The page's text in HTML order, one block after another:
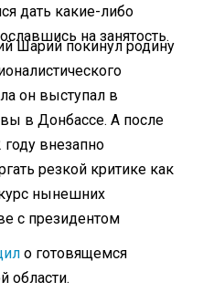
дать какие-либо
на занятость.
Шарий покинул родину
он выступал в
в Донбассе. А после
внезапно
резкой критике как
нынешних
с президентом
о готовящемся
области.